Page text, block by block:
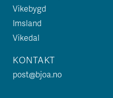
Vikebygd
Imsland
Vikedal
KONTAKT
post@bjoa.no